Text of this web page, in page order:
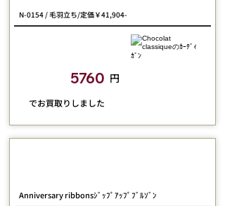
N-0154 / 毛羽立ち/定価￥41,904-
5760 円
​でお買取りしました
Anniversary ribbonsｼﾞｯﾌﾟｱｯﾌﾟﾌﾞﾙｿﾞﾝ